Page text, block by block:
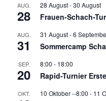
AUG.
28
28 August-30 August
Frauen-Schach-
AUG.
31
31 August-6
Sommercamp
SEP.
20
8:00 - 18:00
Rapid-Turnier
OKT. 10 Oktober --8:00 - 11